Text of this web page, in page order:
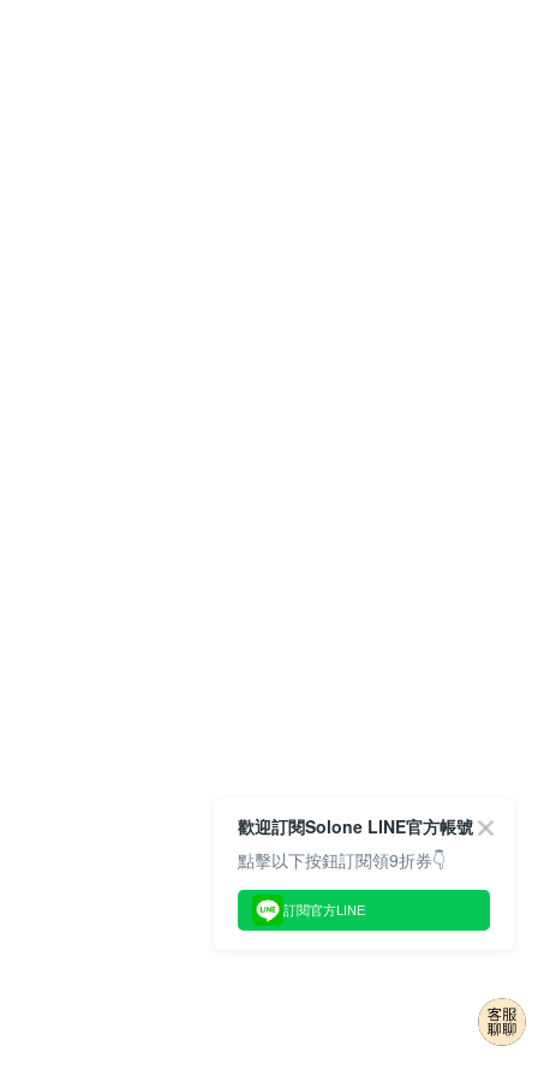
歡迎訂閱Solone LINE官方帳號
點擊以下按鈕訂閱領9折券👇
訂閱官方LINE